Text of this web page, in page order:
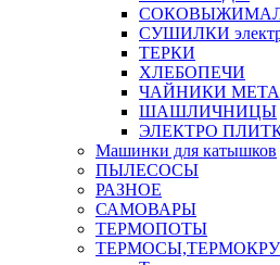
СУШИЛКИ
ТЕРКИ
ХЛЕБОПЕЧИ
ЧАЙНИКИ
ШАШЛИЧНИЦЫ
ЭЛЕКТРО
Машинки для катышков
ПЫЛЕСОСЫ
РАЗНОЕ
САМОВАРЫ
ТЕРМОПОТЫ